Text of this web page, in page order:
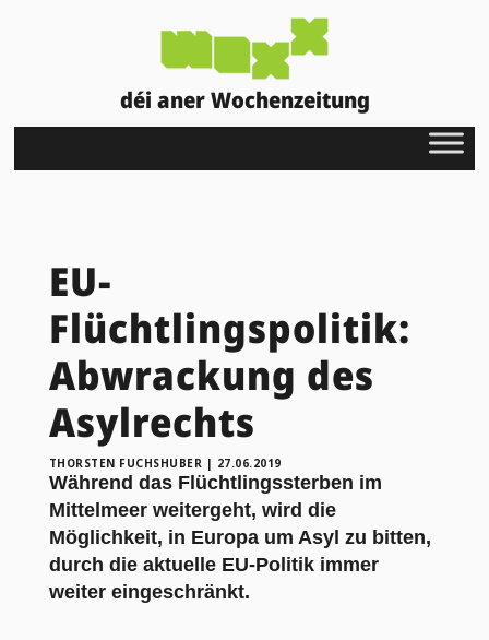
déi aner Wochenzeitung
EU-
Flüchtlingspolitik:
Abwrackung des
Asylrechts
THORSTEN FUCHSHUBER | 27.06.2019
Während das Flüchtlingssterben im
Mittelmeer weitergeht, wird die
Möglichkeit, in Europa um Asyl zu bitten,
durch die aktuelle EU-Politik immer
weiter eingeschränkt.